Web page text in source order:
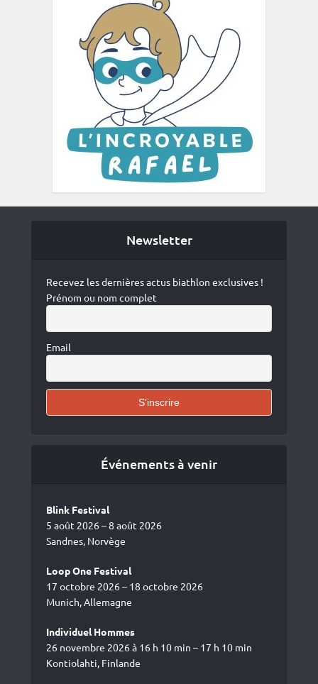
Newsletter
Recevez les dernières actus biathlon exclusives !
Prénom ou nom complet
Email
Événements à venir
Blink Festival
5 août 2026 – 8 août 2026
Sandnes, Norvège
Loop One Festival
17 octobre 2026 – 18 octobre 2026
Munich, Allemagne
Individuel Hommes
26 novembre 2026 à 16 h 10 min – 17 h 10 min
Kontiolahti, Finlande